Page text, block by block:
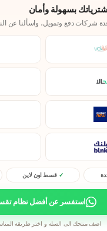
بسهولة وأمان
شركات دفع وتمويل، واسألنا عن
قسط اون لاين
استفسر عن أفضل نظام
اضف منتجك الى السله و اختر طريقه